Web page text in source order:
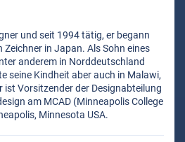
und seit 1994 tätig, er begann
Zeichner in Japan. Als Sohn eines
anderem in Norddeutschland
seine Kindheit aber auch in Malawi,
ist Vorsitzender der Designabteilung
am MCAD (Minneapolis College
Minnesota USA.